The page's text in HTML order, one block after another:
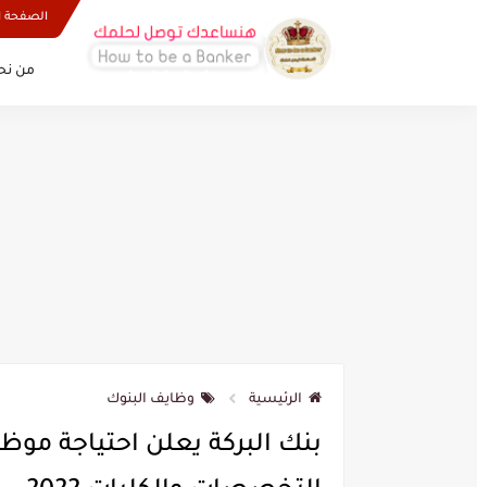
الصفحة
من
الرئيسية وظايف البنوك
بنك البركة يعلن احتياجة